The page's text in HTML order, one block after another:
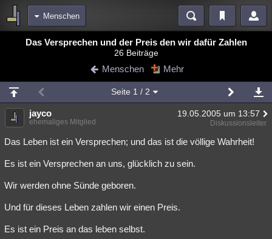
Menschen
Bereiche
Blogs
Chat Wiki Neuigkeiten
meine Rubriken
Menschen Mystery Kriminalfälle
Spiritualität Verschwörungen Technologie Ufologie
Natur Umfragen Unterhaltung
weitere Rubriken
Astronomie Helpdesk Gruppen
Das Versprechen und der Preis den wir dafür Zahlen
26 Beiträge
Menschen Mehr
Seite 1 / 2
jayco 19.05.2005 um 13:57
ehemaliges Mitglied Diskussionsleiter
Das Leben ist ein Versprechen; und das ist die völlige Wahrheit!
Es ist ein Versprechen an uns, glücklich zu sein.
Wir werden ohne Sünde geboren.
Und für dieses Leben zahlen wir einen Preis.
Es ist ein Preis an das leben selbst.